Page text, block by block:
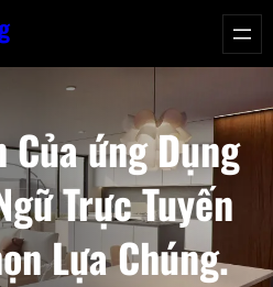
Của ứng Dụng
Trực Tuyến
Lựa Chúng.